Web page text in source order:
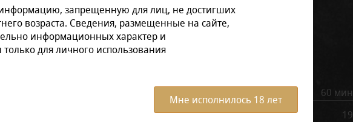
запрещенную для лиц, не достигших
возраста. Сведения, размещенные на сайте,
информационных характер и
для личного использования
Мне исполнилось 18 лет
В коробке (10 штук)
60 мин
19